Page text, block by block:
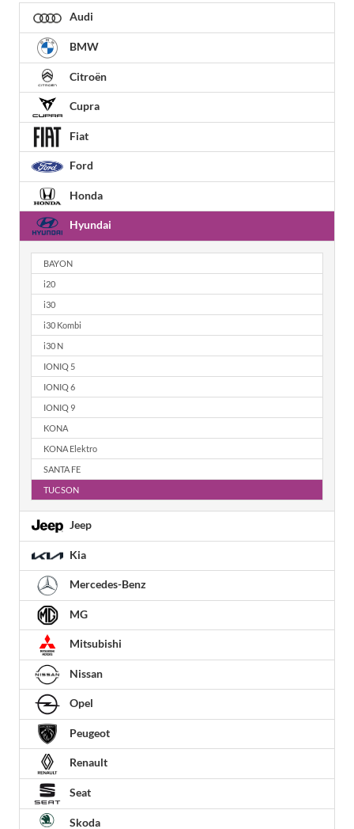
Audi
BMW
Citroën
Cupra
Fiat
Ford
Honda
Hyundai
BAYON
i20
i30
i30 Kombi
i30 N
IONIQ 5
IONIQ 6
IONIQ 9
KONA
KONA Elektro
SANTA FE
TUCSON
Jeep
Kia
Mercedes-Benz
MG
Mitsubishi
Nissan
Opel
Peugeot
Renault
Seat
Skoda